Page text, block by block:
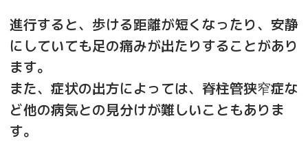
進行すると、歩ける距離が短くなったり、安静
にしていても足の痛みが出たりすることがあり
ます。
また、症状の出方によっては、脊柱管狭窄症な
ど他の病気との見分けが難しいこともありま
す。